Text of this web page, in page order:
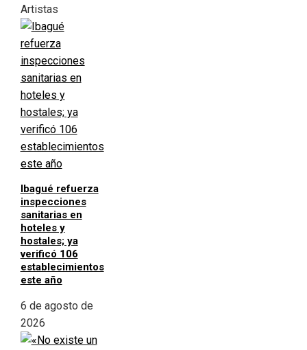
Artistas
Ibagué refuerza
inspecciones
sanitarias en
hoteles y
hostales; ya
verificó 106
establecimientos
este año
6 de agosto de
2026